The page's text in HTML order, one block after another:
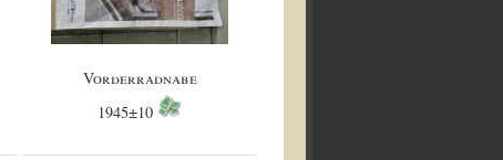
Vorderradnabe
1945±10